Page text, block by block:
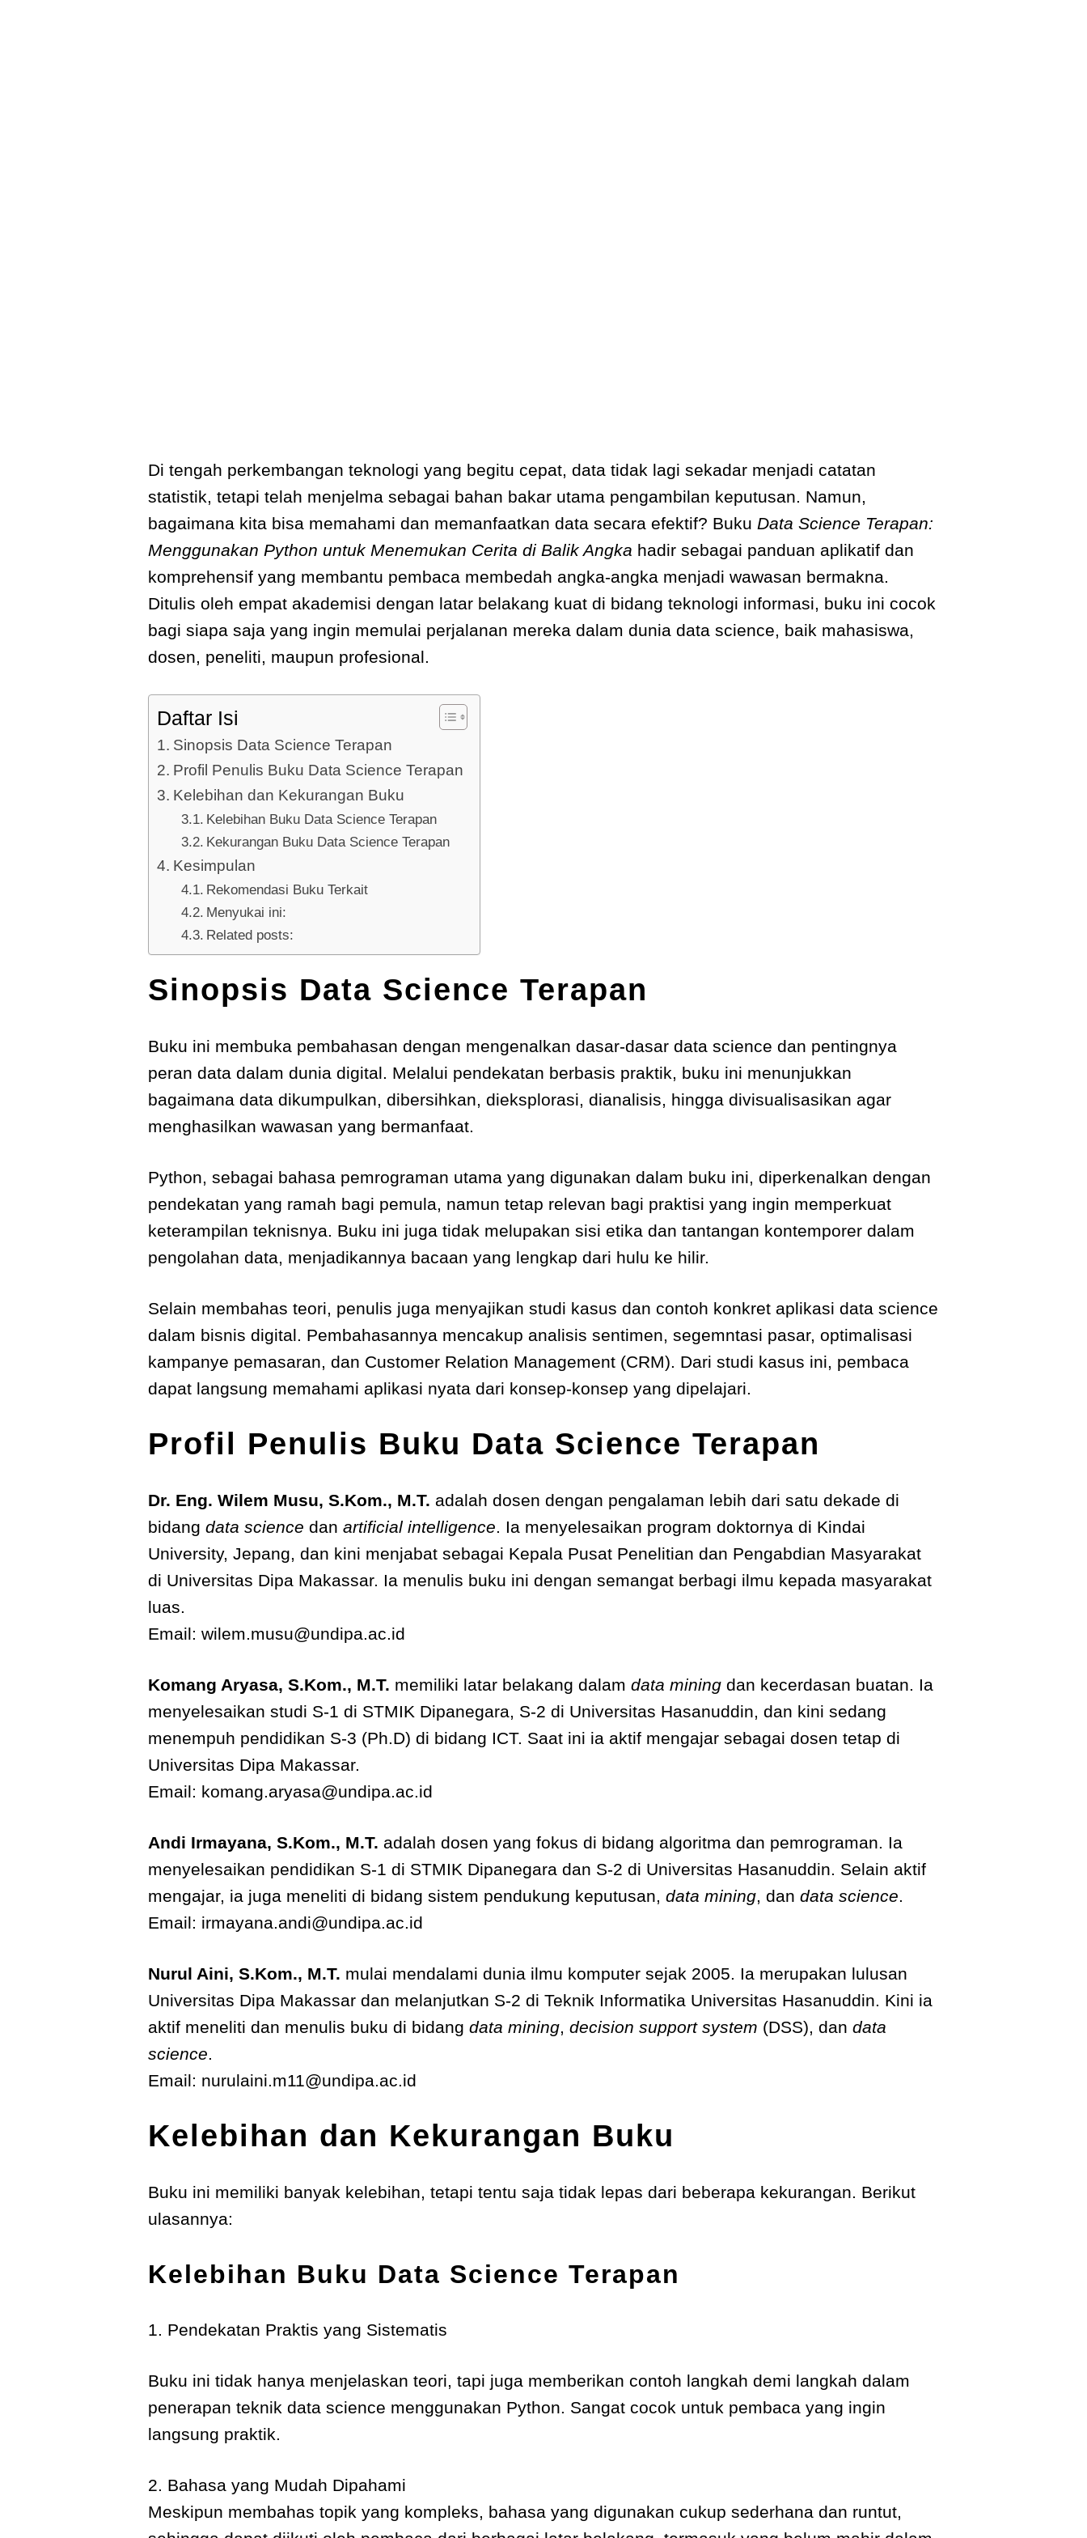
Di tengah perkembangan teknologi yang begitu cepat, data tidak lagi sekadar menjadi catatan
statistik, tetapi telah menjelma sebagai bahan bakar utama pengambilan keputusan. Namun,
bagaimana kita bisa memahami dan memanfaatkan data secara efektif? Buku Data Science Terapan:
Menggunakan Python untuk Menemukan Cerita di Balik Angka hadir sebagai panduan aplikatif dan
komprehensif yang membantu pembaca membedah angka-angka menjadi wawasan bermakna.
Ditulis oleh empat akademisi dengan latar belakang kuat di bidang teknologi informasi, buku ini cocok
bagi siapa saja yang ingin memulai perjalanan mereka dalam dunia data science, baik mahasiswa,
dosen, peneliti, maupun profesional.
Daftar Isi
Sinopsis Data Science Terapan
Profil Penulis Buku Data Science Terapan
Kelebihan dan Kekurangan Buku
Kelebihan Buku Data Science Terapan
Kekurangan Buku Data Science Terapan
Kesimpulan
Rekomendasi Buku Terkait
Menyukai ini:
Related posts:
Sinopsis Data Science Terapan
Buku ini membuka pembahasan dengan mengenalkan dasar-dasar data science dan pentingnya
peran data dalam dunia digital. Melalui pendekatan berbasis praktik, buku ini menunjukkan
bagaimana data dikumpulkan, dibersihkan, dieksplorasi, dianalisis, hingga divisualisasikan agar
menghasilkan wawasan yang bermanfaat.
Python, sebagai bahasa pemrograman utama yang digunakan dalam buku ini, diperkenalkan dengan
pendekatan yang ramah bagi pemula, namun tetap relevan bagi praktisi yang ingin memperkuat
keterampilan teknisnya. Buku ini juga tidak melupakan sisi etika dan tantangan kontemporer dalam
pengolahan data, menjadikannya bacaan yang lengkap dari hulu ke hilir.
Selain membahas teori, penulis juga menyajikan studi kasus dan contoh konkret aplikasi data science
dalam bisnis digital. Pembahasannya mencakup analisis sentimen, segemntasi pasar, optimalisasi
kampanye pemasaran, dan Customer Relation Management (CRM). Dari studi kasus ini, pembaca
dapat langsung memahami aplikasi nyata dari konsep-konsep yang dipelajari.
Profil Penulis Buku Data Science Terapan
Dr. Eng. Wilem Musu, S.Kom., M.T. adalah dosen dengan pengalaman lebih dari satu dekade di
bidang data science dan artificial intelligence. Ia menyelesaikan program doktornya di Kindai
University, Jepang, dan kini menjabat sebagai Kepala Pusat Penelitian dan Pengabdian Masyarakat
di Universitas Dipa Makassar. Ia menulis buku ini dengan semangat berbagi ilmu kepada masyarakat
luas.
Email: wilem.musu@undipa.ac.id
Komang Aryasa, S.Kom., M.T. memiliki latar belakang dalam data mining dan kecerdasan buatan. Ia
menyelesaikan studi S-1 di STMIK Dipanegara, S-2 di Universitas Hasanuddin, dan kini sedang
menempuh pendidikan S-3 (Ph.D) di bidang ICT. Saat ini ia aktif mengajar sebagai dosen tetap di
Universitas Dipa Makassar.
Email: komang.aryasa@undipa.ac.id
Andi Irmayana, S.Kom., M.T. adalah dosen yang fokus di bidang algoritma dan pemrograman. Ia
menyelesaikan pendidikan S-1 di STMIK Dipanegara dan S-2 di Universitas Hasanuddin. Selain aktif
mengajar, ia juga meneliti di bidang sistem pendukung keputusan, data mining, dan data science.
Email: irmayana.andi@undipa.ac.id
Nurul Aini, S.Kom., M.T. mulai mendalami dunia ilmu komputer sejak 2005. Ia merupakan lulusan
Universitas Dipa Makassar dan melanjutkan S-2 di Teknik Informatika Universitas Hasanuddin. Kini ia
aktif meneliti dan menulis buku di bidang data mining, decision support system (DSS), dan data
science.
Email: nurulaini.m11@undipa.ac.id
Kelebihan dan Kekurangan Buku
Buku ini memiliki banyak kelebihan, tetapi tentu saja tidak lepas dari beberapa kekurangan. Berikut
ulasannya:
Kelebihan Buku Data Science Terapan
1. Pendekatan Praktis yang Sistematis
Buku ini tidak hanya menjelaskan teori, tapi juga memberikan contoh langkah demi langkah dalam
penerapan teknik data science menggunakan Python. Sangat cocok untuk pembaca yang ingin
langsung praktik.
2. Bahasa yang Mudah Dipahami
Meskipun membahas topik yang kompleks, bahasa yang digunakan cukup sederhana dan runtut,